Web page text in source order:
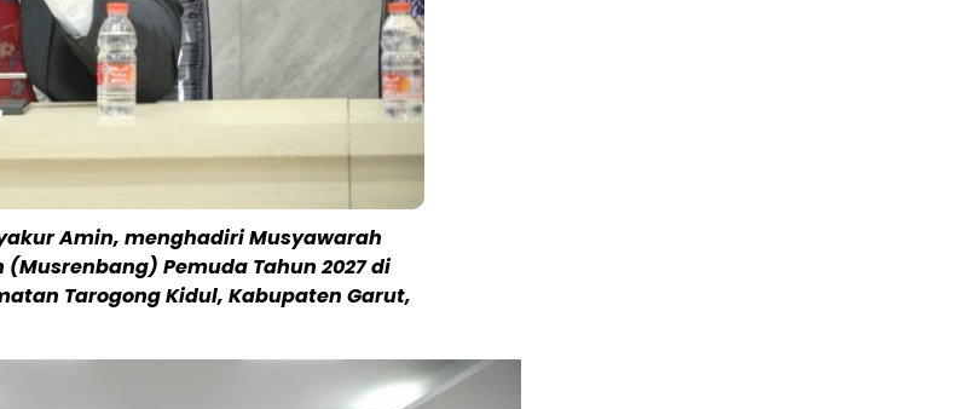
Amin, menghadiri Musyawarah
Pemuda Tahun 2027 di
Tarogong Kidul, Kabupaten Garut,